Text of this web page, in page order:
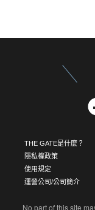
THE GATE是什麼？
隱私權政策
使用規定
運營公司/公司簡介
No part of this site